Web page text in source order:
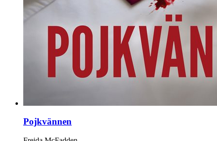
Pojkvännen